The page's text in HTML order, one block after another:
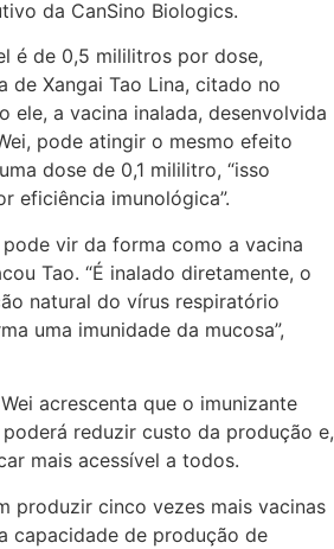
da CanSino Biologics.
é de 0,5 mililitros por dose,
de Xangai Tao Lina, citado no
ele, a vacina inalada, desenvolvida
pode atingir o mesmo efeito
dose de 0,1 mililitro, “isso
eficiência imunológica”.
vir da forma como a vacina
Tao. “É inalado diretamente, o
natural do vírus respiratório
uma imunidade da mucosa”,
acrescenta que o imunizante
reduzir custo da produção e,
mais acessível a todos.
produzir cinco vezes mais vacinas
capacidade de produção de